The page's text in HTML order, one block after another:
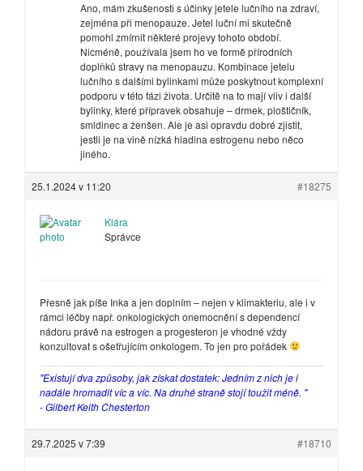
Ano, mám zkušenosti s účinky jetele lučního na zdraví,
zejména při menopauze. Jetel luční mi skutečně
pomohl zmírnit některé projevy tohoto období.
Nicméně, používala jsem ho ve formě přírodních
doplňků stravy na menopauzu. Kombinace jetelu
lučního s dalšími bylinkami může poskytnout komplexní
podporu v této fázi života. Určitě na to mají vliv i další
bylinky, které přípravek obsahuje – drmek, ploštičník,
smldinec a ženšen. Ale je asi opravdu dobré zjistit,
jestli je na vině nízká hladina estrogenu nebo něco
jiného.
25.1.2024 v 11:20 #18275
Klára
Správce
Přesně jak píše Inka a jen doplním – nejen v klimakteriu, ale i v
rámci léčby např. onkologických onemocnění s dependencí
nádoru právě na estrogen a progesteron je vhodné vždy
konzultovat s ošetřujícím onkologem. To jen pro pořádek
"Existují dva způsoby, jak získat dostatek: Jedním z nich je i
nadále hromadit víc a víc. Na druhé straně stojí toužit méně. "
- Gilbert Keith Chesterton
29.7.2025 v 7:39 #18710